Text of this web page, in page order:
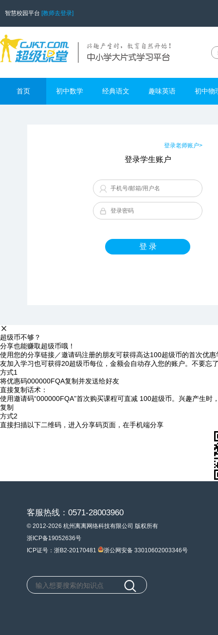
智慧校园平台 [教师去登录]
首页 初中数学 经典语文 趣味英语 初中物
登录老师账户>
登录学生账户
登 录
超级币不够？
分享也能赚取超级币哦！
使用您的分享链接／邀请码注册的朋友可获得高达100超级币的首次优
友加入学习也可获得20超级币每位，金额会自动存入您的账户。不要忘
方式1
将优惠码000000FQA复制并发送给好友
直接复制话术：
使用邀请码“000000FQA”首次购买课程可直减 100超级币。兴趣产生时
复制
方式2
直接扫描以下二维码，进入分享码页面，在手机端分享
客服热线：0571-28003960
© 2012-2026 杭州离离网络科技有限公司 版权所有
浙ICP备19052636号
ICP证号：浙B2-20170481
浙公网安备 33010602003346号